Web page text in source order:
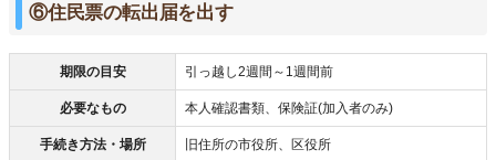
⑥住民票の転出届を出す
期限の目安 引っ越し2週間～1週間前
必要なもの 本人確認書類、保険証(加入者のみ)
手続き方法・場所 旧住所の市役所、区役所